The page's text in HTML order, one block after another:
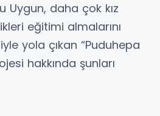
Uygun, daha çok kız
eğitimi almalarını
yola çıkan “Puduhepa
hakkında şunları